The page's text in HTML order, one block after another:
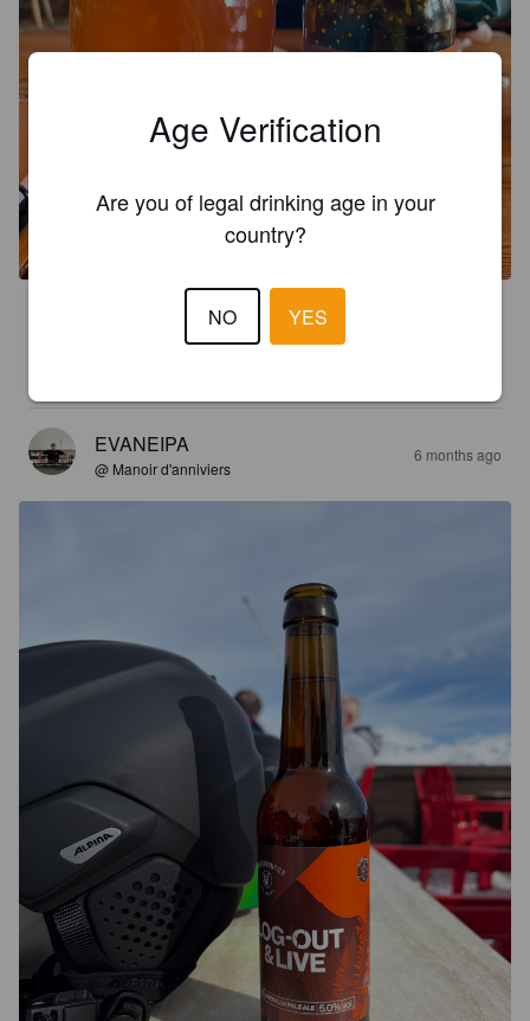
Meilleure en bouteille qu’en canette.
EVANEIPA
@ Manoir d'anniviers
6 months ago
Age Verification
Are you of legal drinking age in your
country?
NO YES